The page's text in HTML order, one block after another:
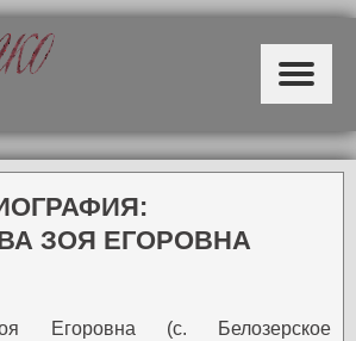
ЗОЯ ЕГОРОВНА
Егоровна (с. Белозерское